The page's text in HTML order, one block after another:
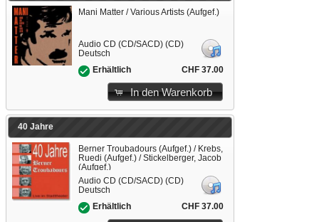
Mani Matter / Various Artists (Aufgef.)
Audio CD (CD/SACD) (CD)
Deutsch
Erhältlich
CHF 37.00
In den Warenkorb
40 Jahre
Berner Troubadours (Aufgef.) / Krebs,
Ruedi (Aufgef.) / Stickelberger, Jacob
(Aufgef.)
Audio CD (CD/SACD) (CD)
Deutsch
Erhältlich
CHF 37.00